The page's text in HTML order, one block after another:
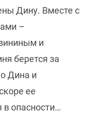
Дину. Вместе с
–
и
берется за
Дина и
ее
в опасности…